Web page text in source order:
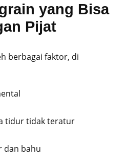
yang Bisa
Pijat
berbagai faktor, di
tidur tidak teratur
dan bahu